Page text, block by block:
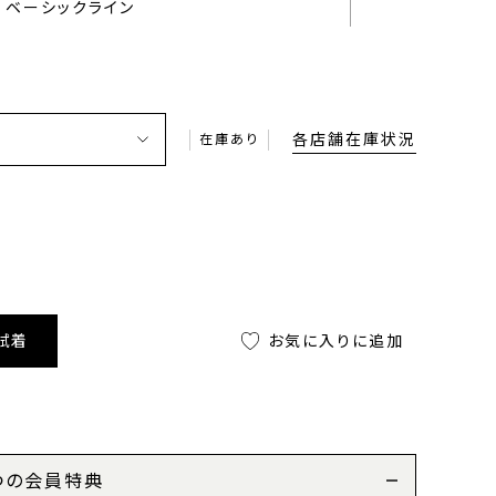
ベーシックライン
在庫あり 各店舗在庫状況
着 お気に入りに追加
の会員特典